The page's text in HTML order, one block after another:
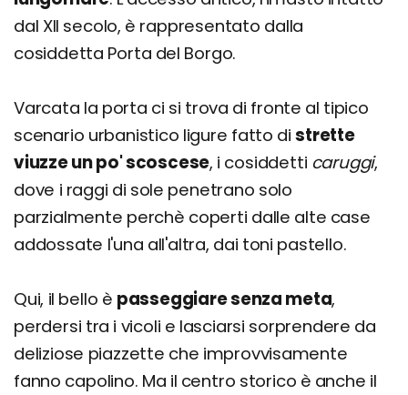
dal XII secolo, è rappresentato dalla
cosiddetta Porta del Borgo.
Varcata la porta ci si trova di fronte al tipico
scenario urbanistico ligure fatto distrette
viuzze un po' scoscese, i cosiddetti caruggi,
dove i raggi di sole penetrano solo
parzialmente perchè coperti dalle alte case
addossate l'una all'altra, dai toni pastello.
Qui, il bello è passeggiare senza meta,
perdersi tra i vicoli e lasciarsi sorprendere da
deliziose piazzette che improvvisamente
fanno capolino. Ma il centro storico è anche il